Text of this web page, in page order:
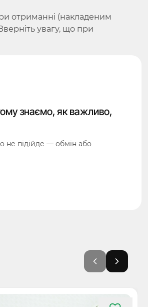
отриманні (накладеним
увагу, що при
знаємо, як важливо,
не підійде — обмін або